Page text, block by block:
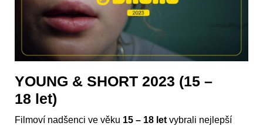
YOUNG & SHORT 2023 (15 –
18 let)
Filmoví nadšenci ve věku 15 – 18 let vybrali nejlepší